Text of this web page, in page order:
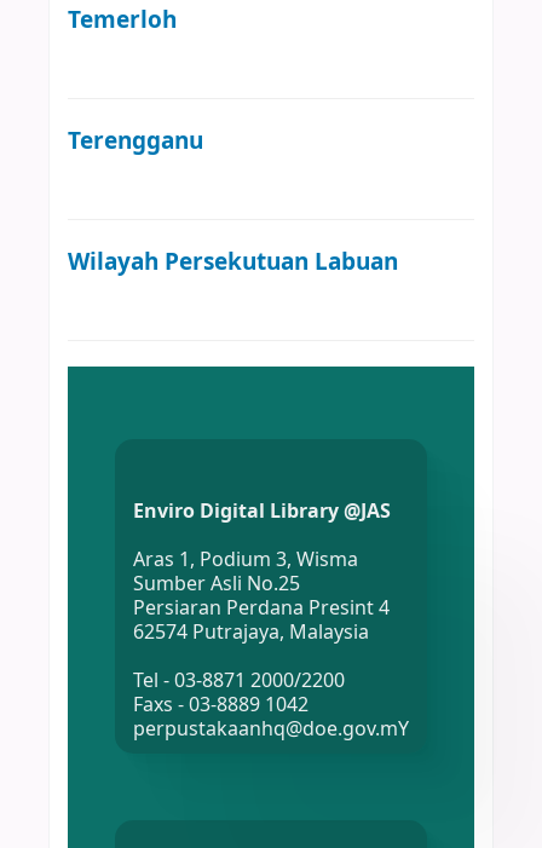
Temerloh
Terengganu
Wilayah Persekutuan Labuan
Enviro Digital Library @JAS
Aras 1, Podium 3, Wisma
Sumber Asli No.25
Persiaran Perdana Presint 4
62574 Putrajaya, Malaysia
Tel - 03-8871 2000/2200
Faxs - 03-8889 1042
perpustakaanhq@doe.gov.mY